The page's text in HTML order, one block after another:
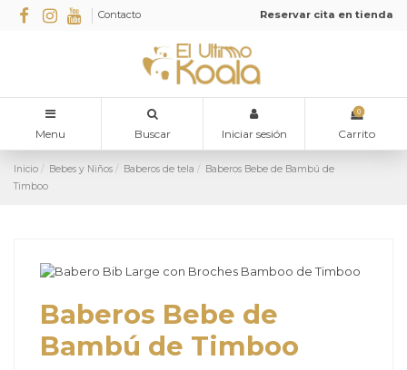
Contacto Reservar cita en tienda
Menu Buscar Iniciar sesión
0
Carrito
Inicio Bebes y Niños Baberos de tela
Baberos Bebe de Bambú de
Timboo
Baberos Bebe de
Bambú de Timboo